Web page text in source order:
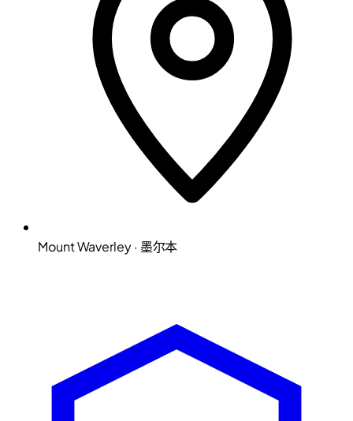
Mount Waverley · 墨尔本